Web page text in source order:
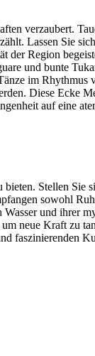
verzaubert.
Lassen Sie
der Region
und bunte
im Rhythmus
Diese Ecke
auf eine
Stellen Sie
sowohl
und ihrer
neue Kraft zu
faszinierenden